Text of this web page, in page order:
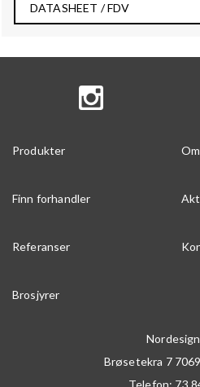
DATASHEET / FDV
Produkter
Finn forhandler
Referanser
Brosjyrer
Brøsetekra 7 7069